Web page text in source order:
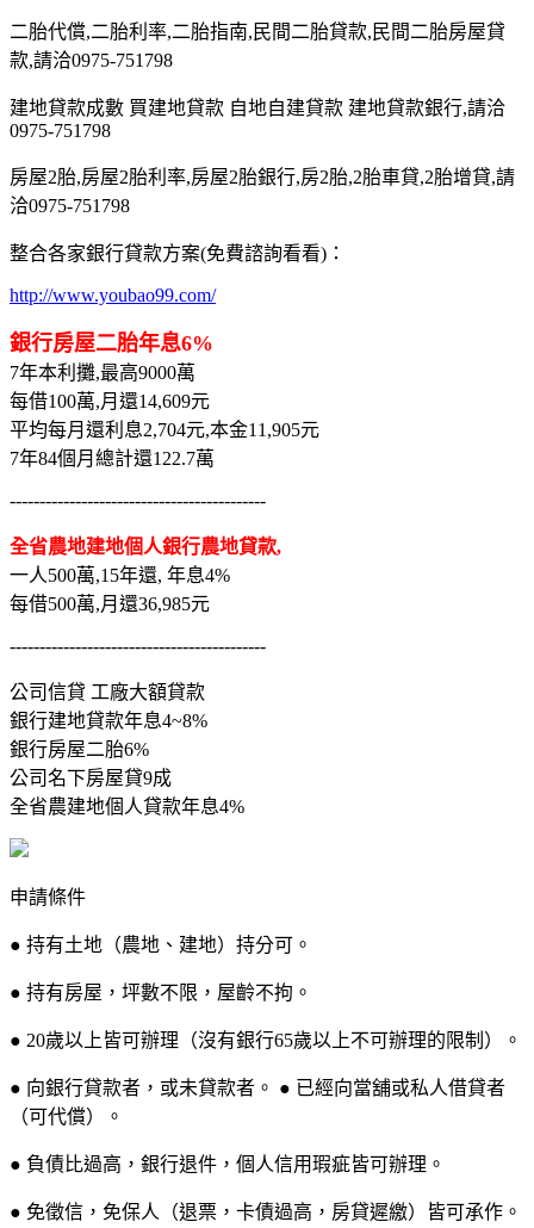
二胎代償,二胎利率,二胎指南,民間二胎貸款,民間二胎房屋貸
款,請洽0975-751798
建地貸款成數 買建地貸款 自地自建貸款 建地貸款銀行,請洽
0975-751798
房屋2胎,房屋2胎利率,房屋2胎銀行,房2胎,2胎車貸,2胎增貸,請
洽0975-751798
整合各家銀行貸款方案(免費諮詢看看)：
http://www.youbao99.com/
銀行房屋二胎年息6%
7年本利攤,最高9000萬
每借100萬,月還14,609元
平均每月還利息2,704元,本金11,905元
7年84個月總計還122.7萬
-------------------------------------------
全省農地建地個人銀行農地貸款,
一人500萬,15年還, 年息4%
每借500萬,月還36,985元
-------------------------------------------
公司信貸 工廠大額貸款
銀行建地貸款年息4~8%
銀行房屋二胎6%
公司名下房屋貸9成
全省農建地個人貸款年息4%
申請條件
● 持有土地（農地、建地）持分可。
● 持有房屋，坪數不限，屋齡不拘。
● 20歲以上皆可辦理（沒有銀行65歲以上不可辦理的限制）。
● 向銀行貸款者，或未貸款者。 ● 已經向當舖或私人借貸者
（可代償）。
● 負債比過高，銀行退件，個人信用瑕疵皆可辦理。
● 免徵信，免保人（退票，卡債過高，房貸遲繳）皆可承作。